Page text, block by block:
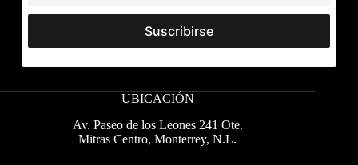
UBICACIÓN
Av. Paseo de los Leones 241 Ote.
Mitras Centro, Monterrey, N.L.